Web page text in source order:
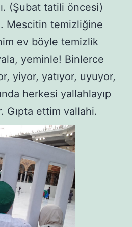
(Şubat tatili öncesi)
Mescitin temizliğine
ev böyle temizlik
yeminle! Binlerce
yiyor, yatıyor, uyuyor,
herkesi yallahlayıp
Gıpta ettim vallahi.